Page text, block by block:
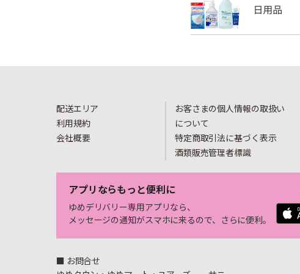
配送エリア
利用規約
会社概要
お客さまの個人情報の取扱い
について
特定商取引法に基づく表示
酒類販売管理者標識
アプリならもっと便利に
ゆめデリバリー専用アプリなら、
メッセージの通知がスマホに来るので、さらに便利。
■ お問合せ